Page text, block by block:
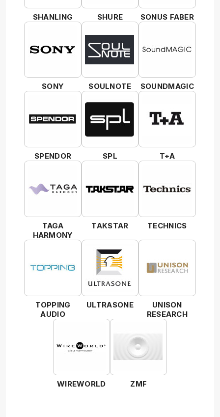
SHANLING SHURE SONUS FABER
SONY SOULNOTE SOUNDMAGIC
SPENDOR SPL T+A
TAGA
HARMONY
TAKSTAR TECHNICS
TOPPING
AUDIO
ULTRASONE
UNISON
RESEARCH
WIREWORLD ZMF